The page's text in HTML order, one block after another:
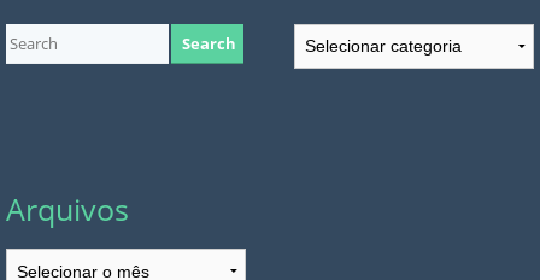
Categorias
Arquivos
Arquivos